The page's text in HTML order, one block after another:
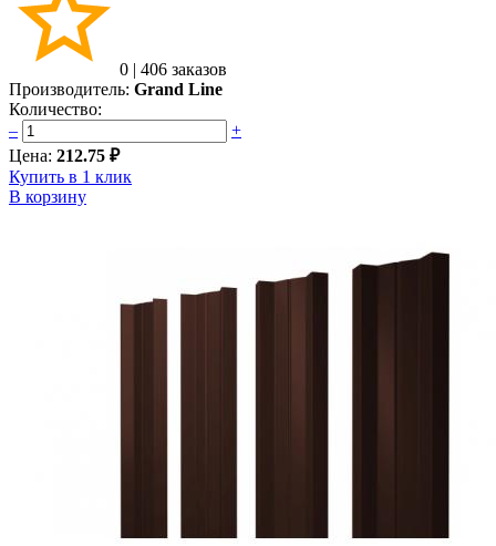
0 | 406 заказов
Производитель: Grand Line
Количество:
–
+
Цена: 212.75 ₽
Купить в 1 клик
В корзину